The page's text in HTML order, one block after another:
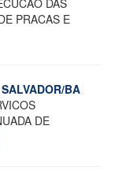
DAS
PRACAS E
BA
DE